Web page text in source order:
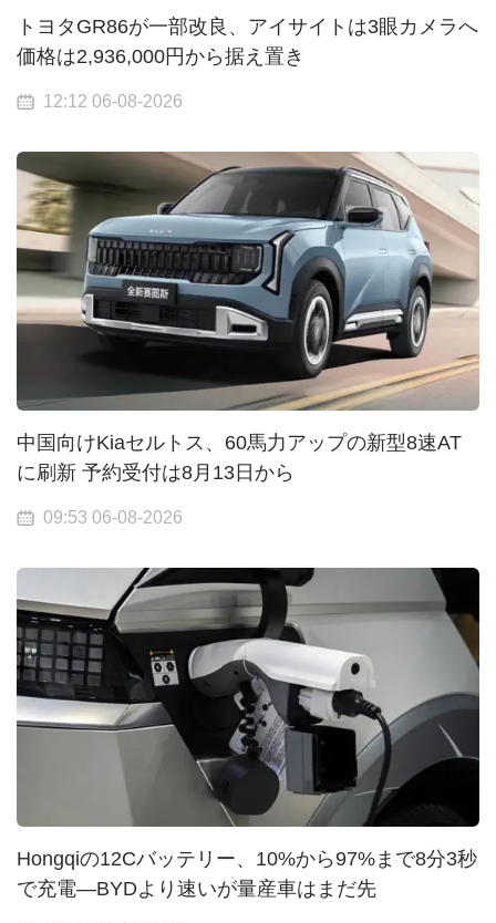
トヨタGR86が一部改良、アイサイトは3眼カメラへ
価格は2,936,000円から据え置き
12:12 06-08-2026
中国向けKiaセルトス、60馬力アップの新型8速AT
に刷新 予約受付は8月13日から
09:53 06-08-2026
Hongqiの12Cバッテリー、10%から97%まで8分3秒
で充電—BYDより速いが量産車はまだ先